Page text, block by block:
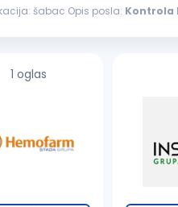
šabac Opis posla: Kontrola
1 oglas